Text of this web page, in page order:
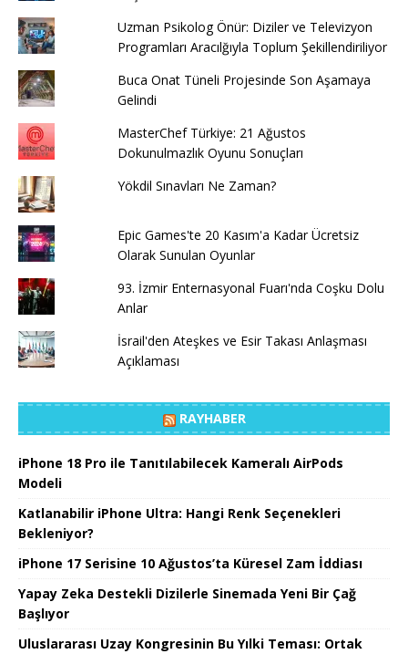
Uzman Psikolog Önür: Diziler ve Televizyon
Programları Aracılğıyla Toplum Şekillendiriliyor
Buca Onat Tüneli Projesinde Son Aşamaya
Gelindi
MasterChef Türkiye: 21 Ağustos
Dokunulmazlık Oyunu Sonuçları
Yökdil Sınavları Ne Zaman?
Epic Games'te 20 Kasım'a Kadar Ücretsiz
Olarak Sunulan Oyunlar
93. İzmir Enternasyonal Fuarı'nda Coşku Dolu
Anlar
İsrail'den Ateşkes ve Esir Takası Anlaşması
Açıklaması
RAYHABER
iPhone 18 Pro ile Tanıtılabilecek Kameralı AirPods
Modeli
Katlanabilir iPhone Ultra: Hangi Renk Seçenekleri
Bekleniyor?
iPhone 17 Serisine 10 Ağustos’ta Küresel Zam İddiası
Yapay Zeka Destekli Dizilerle Sinemada Yeni Bir Çağ
Başlıyor
Uluslararası Uzay Kongresinin Bu Yılki Teması: Ortak